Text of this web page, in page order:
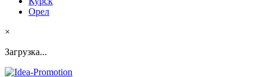
Орел
×
Загрузка...